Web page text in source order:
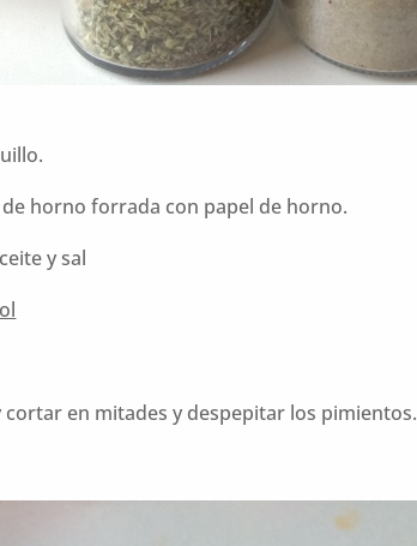
horno forrada con papel de horno.
y sal
cortar en mitades y despepitar los pimientos.